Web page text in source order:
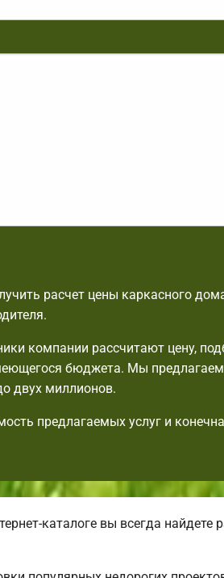
расчет цены каркасного
компании рассчитают цену,
бюджета. Мы
двух миллионов.
предлагаемых услуг и
каталоге вы всегда найдете